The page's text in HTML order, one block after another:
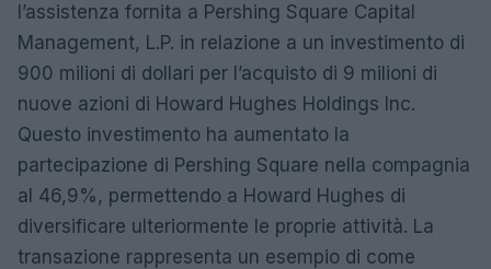
l’assistenza fornita a Pershing Square Capital
Management, L.P. in relazione a un investimento di
900 milioni di dollari per l’acquisto di 9 milioni di
nuove azioni di Howard Hughes Holdings Inc.
Questo investimento ha aumentato la
partecipazione di Pershing Square nella compagnia
al 46,9%, permettendo a Howard Hughes di
diversificare ulteriormente le proprie attività. La
transazione rappresenta un esempio di come